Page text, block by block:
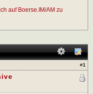
auf Boerse.IM/AM zu
#1